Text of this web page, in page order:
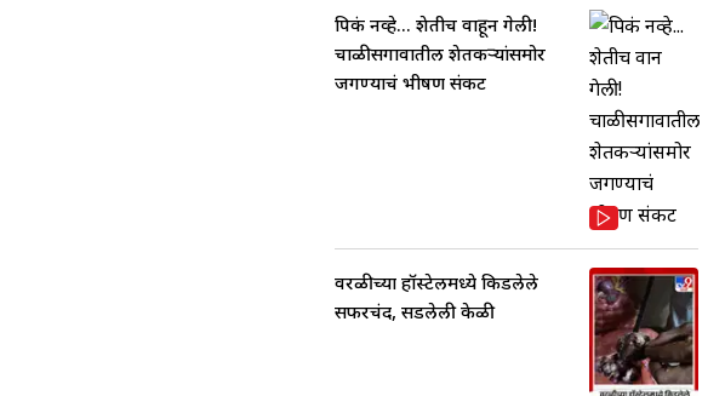
पिकं नव्हे... शेतीच वाहून गेली!
चाळीसगावातील शेतकऱ्यांसमोर
जगण्याचं भीषण संकट
वरळीच्या हॉस्टेलमध्ये किडलेले
सफरचंद, सडलेली केळी